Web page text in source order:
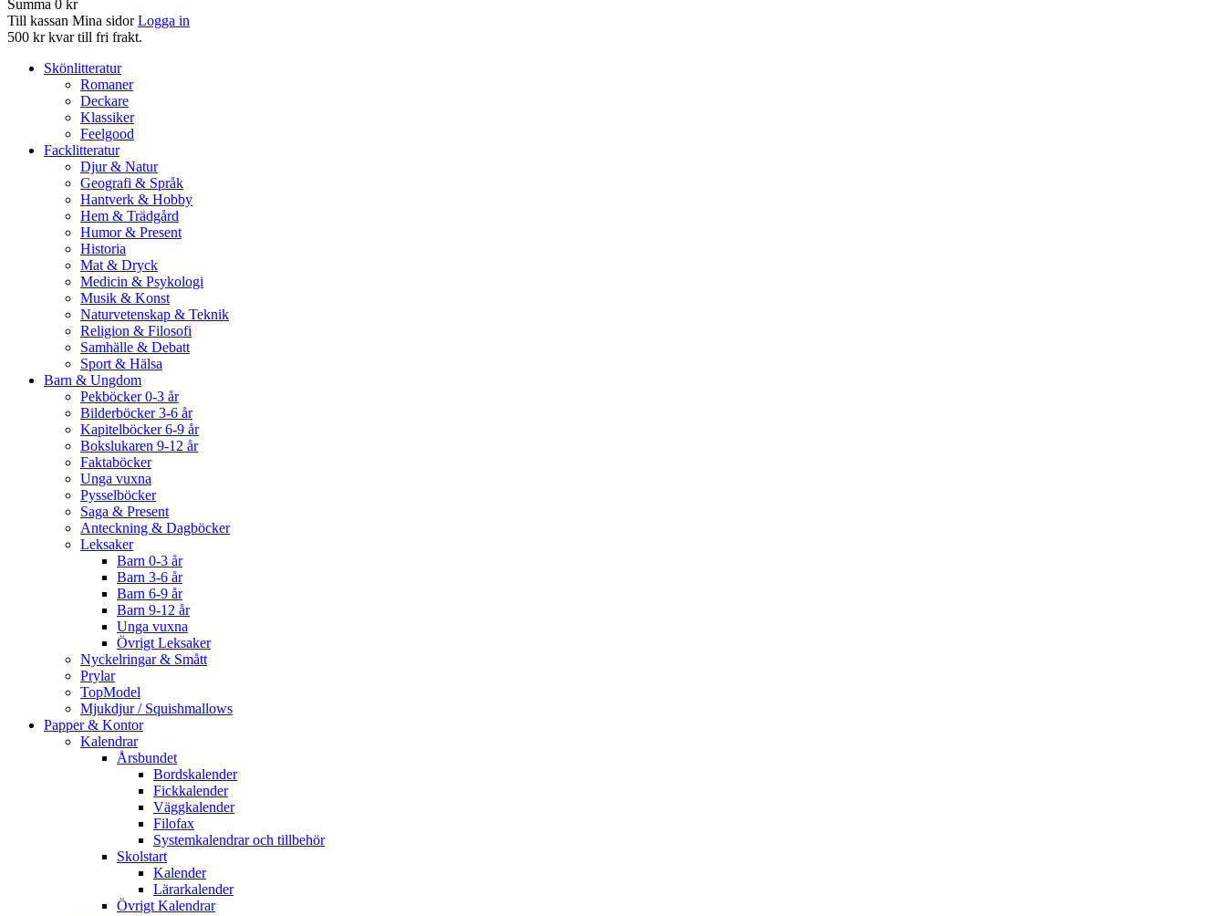
Summa 0 kr
Till kassan Mina sidor Logga in
500 kr kvar till fri frakt.
Skönlitteratur
Romaner
Deckare
Klassiker
Feelgood
Facklitteratur
Djur & Natur
Geografi & Språk
Hantverk & Hobby
Hem & Trädgård
Humor & Present
Historia
Mat & Dryck
Medicin & Psykologi
Musik & Konst
Naturvetenskap & Teknik
Religion & Filosofi
Samhälle & Debatt
Sport & Hälsa
Barn & Ungdom
Pekböcker 0-3 år
Bilderböcker 3-6 år
Kapitelböcker 6-9 år
Bokslukaren 9-12 år
Faktaböcker
Unga vuxna
Pysselböcker
Saga & Present
Anteckning & Dagböcker
Leksaker
Barn 0-3 år
Barn 3-6 år
Barn 6-9 år
Barn 9-12 år
Unga vuxna
Övrigt Leksaker
Nyckelringar & Smått
Prylar
TopModel
Mjukdjur / Squishmallows
Papper & Kontor
Kalendrar
Årsbundet
Bordskalender
Fickkalender
Väggkalender
Filofax
Systemkalendrar och tillbehör
Skolstart
Kalender
Lärarkalender
Övrigt Kalendrar